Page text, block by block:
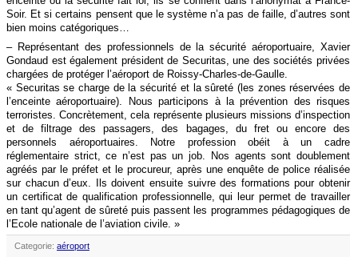
Soir. Et si certains pensent que le système n’a pas de faille, d’autres sont
bien moins catégoriques…
– Représentant des professionnels de la sécurité aéroportuaire, Xavier
Gondaud est également président de Securitas, une des sociétés privées
chargées de protéger l’aéroport de Roissy-Charles-de-Gaulle.
« Securitas se charge de la sécurité et la sûreté (les zones réservées de
l’enceinte aéroportuaire). Nous participons à la prévention des risques
terroristes. Concrètement, cela représente plusieurs missions d’inspection
et de filtrage des passagers, des bagages, du fret ou encore des
personnels aéroportuaires. Notre profession obéit à un cadre
réglementaire strict, ce n’est pas un job. Nos agents sont doublement
agréés par le préfet et le procureur, après une enquête de police réalisée
sur chacun d’eux. Ils doivent ensuite suivre des formations pour obtenir
un certificat de qualification professionnelle, qui leur permet de travailler
en tant qu’agent de sûreté puis passent les programmes pédagogiques de
l’Ecole nationale de l’aviation civile. »
Categorie: aéroport